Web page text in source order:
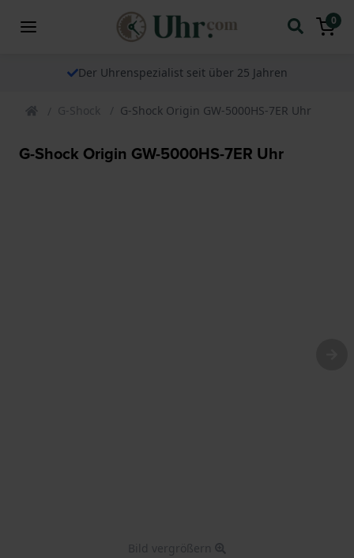
0
Der Uhrenspezialist seit über 25 Jahren
G-Shock G-Shock Origin GW-5000HS-7ER Uhr
G-Shock Origin GW-5000HS-7ER Uhr
Bild vergrößern